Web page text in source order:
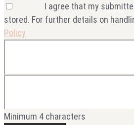
I agree that my
stored. For further details on
Policy
Minimum 4 characters